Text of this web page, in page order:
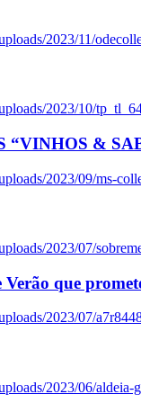
2023/11/
2023/10/
“VINHOS &
2023/09/ms-
2023/07/
que
2023/07/
2023/06/aldeia-